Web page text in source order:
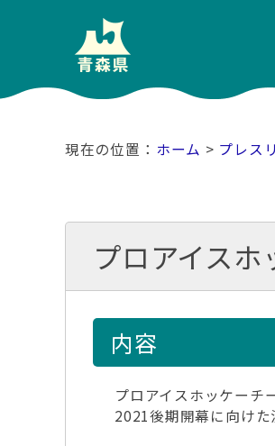
ホーム > プレス
プロアイス
内容
プロアイスホッケーチ
2021後期開幕に向け